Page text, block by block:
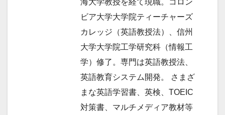
海大学教授を経て現職。コロン
ビア大学大学院ティーチャーズ
カレッジ（英語教授法）、信州
大学大学院工学研究科（情報工
学）修了。専門は英語教授法、
英語教育システム開発。 さまざ
まな英語学習書、英検、TOEIC
対策書、マルチメディア教材等